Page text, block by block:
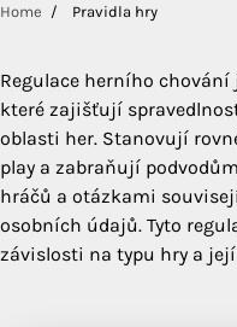
Home Pravidla hry
Regulace herního
které zajišťují
oblasti her. Stanovují
play a zabraňují
hráčů a otázkami
osobních údajů. Tyto
závislosti na typu hry a